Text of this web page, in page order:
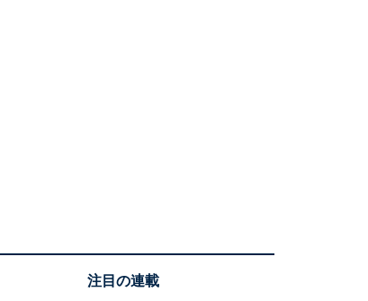
注目の連載